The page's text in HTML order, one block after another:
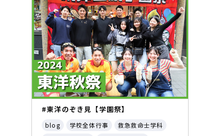
#東洋のぞき見【学園祭】
blog 学校全体行事
救急救命士学科